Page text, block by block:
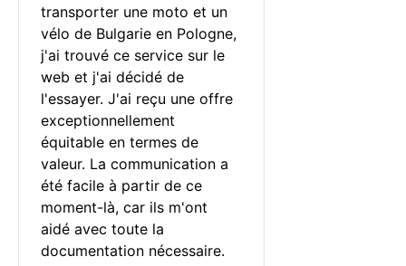
transporter une moto et un
vélo de Bulgarie en Pologne,
j'ai trouvé ce service sur le
web et j'ai décidé de
l'essayer. J'ai reçu une offre
exceptionnellement
équitable en termes de
valeur. La communication a
été facile à partir de ce
moment-là, car ils m'ont
aidé avec toute la
documentation nécessaire.